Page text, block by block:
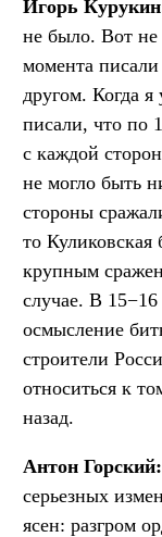
Игорь
не было. Вот не
момента
другом. Когда
писали, что по
с каждой
не могло быть
стороны
то Куликовская
крупным
случае. В 15−16
осмысление
строители
относиться к
назад.
Антон Горский:
серьезных
ясен: разгром